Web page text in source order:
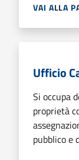
VAI ALLA
Ufficio
Si occupa
proprietà
pubblico e